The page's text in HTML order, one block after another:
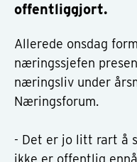
offentliggjort.
Allerede onsdag
næringssjefen
næringsliv under
Næringsforum.
- Det er jo litt rart å
ikke er offentlig